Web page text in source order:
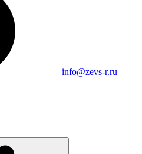
info@zevs-r.ru